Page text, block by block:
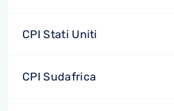
CPI Stati Uniti
CPI Sudafrica